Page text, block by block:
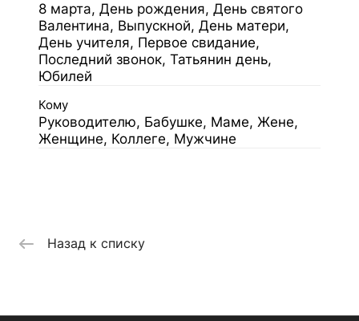
8 марта, День рождения, День святого
Валентина, Выпускной, День матери,
День учителя, Первое свидание,
Последний звонок, Татьянин день,
Юбилей
Кому
Руководителю, Бабушке, Маме, Жене,
Женщине, Коллеге, Мужчине
Назад к списку